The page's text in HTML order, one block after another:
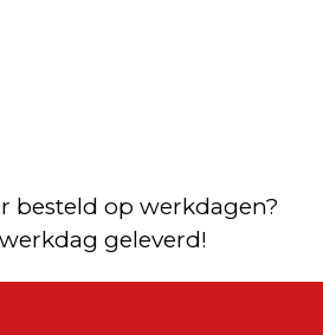
besteld op werkdagen?
geleverd!